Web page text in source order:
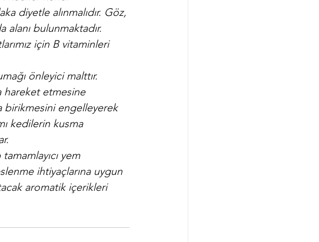
diyetle alınmalıdır. Göz,
alanı bulunmaktadır.
için B vitaminleri
önleyici malttır.
hareket etmesine
birikmesini engelleyerek
kedilerin kusma
yem
ihtiyaçlarına uygun
aromatik içerikleri